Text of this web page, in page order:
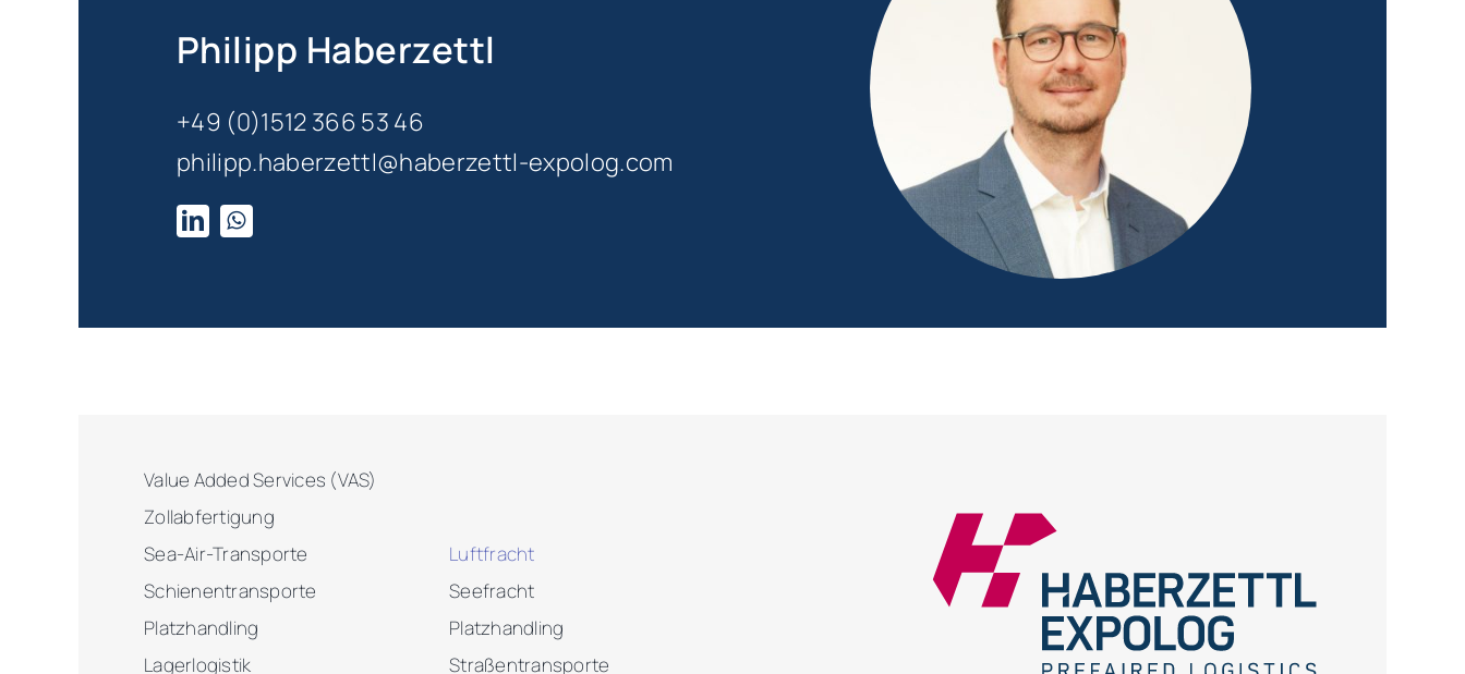
Philipp Haberzettl
+49 (0)1512 366 53 46
philipp.haberzettl@haberzettl-expolog.com
Value Added Services (VAS)
Zollabfertigung
Sea-Air-Transporte
Schienentransporte
Platzhandling
Lagerlogistik
Luftfracht
Seefracht
Platzhandling
Straßentransporte